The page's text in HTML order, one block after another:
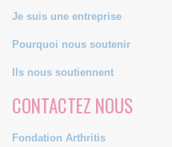
Je suis une entreprise
Pourquoi nous soutenir
Ils nous soutiennent
CONTACTEZ NOUS
Fondation Arthritis